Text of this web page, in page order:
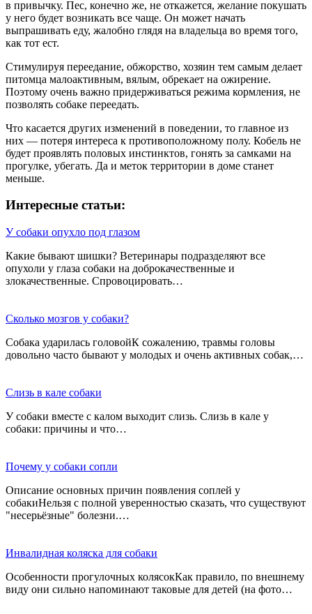
в привычку. Пес, конечно же, не откажется, желание покушать
у него будет возникать все чаще. Он может начать
выпрашивать еду, жалобно глядя на владельца во время того,
как тот ест.
Стимулируя переедание, обжорство, хозяин тем самым делает
питомца малоактивным, вялым, обрекает на ожирение.
Поэтому очень важно придерживаться режима кормления, не
позволять собаке переедать.
Что касается других изменений в поведении, то главное из
них — потеря интереса к противоположному полу. Кобель не
будет проявлять половых инстинктов, гонять за самками на
прогулке, убегать. Да и меток территории в доме станет
меньше.
Интересные статьи:
У собаки опухло под глазом
Какие бывают шишки? Ветеринары подразделяют все
опухоли у глаза собаки на доброкачественные и
злокачественные. Спровоцировать…
Сколько мозгов у собаки?
Собака ударилась головойК сожалению, травмы головы
довольно часто бывают у молодых и очень активных собак,…
Слизь в кале собаки
У собаки вместе с калом выходит слизь. Слизь в кале у
собаки: причины и что…
Почему у собаки сопли
Описание основных причин появления соплей у
собакиНельзя с полной уверенностью сказать, что существуют
"несерьёзные" болезни.…
Инвалидная коляска для собаки
Особенности прогулочных колясокКак правило, по внешнему
виду они сильно напоминают таковые для детей (на фото…